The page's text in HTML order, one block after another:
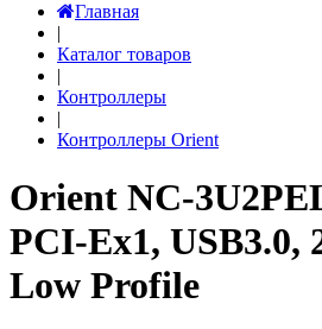
Главная
|
Каталог товаров
|
Контроллеры
|
Контроллеры Orient
Orient NC-
PCI-Ex1, USB3.0,
Low Profile